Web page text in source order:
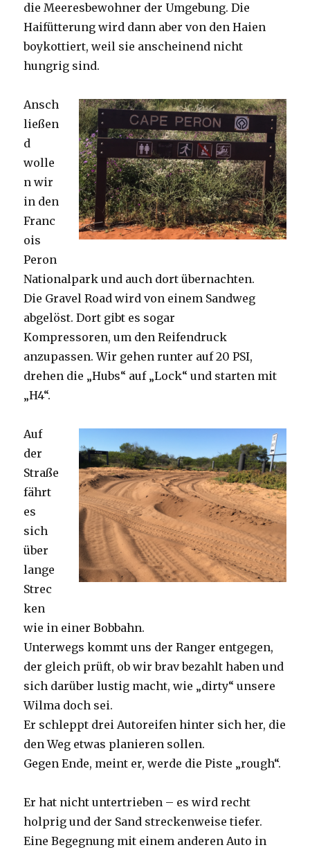
die Meeresbewohner der Umgebung. Die
Haifütterung wird dann aber von den Haien
boykottiert, weil sie anscheinend nicht
hungrig sind.
Ansch
ließen
d
wolle
n wir
in den
Franc
ois
Peron
Nationalpark und auch dort übernachten.
Die Gravel Road wird von einem Sandweg
abgelöst. Dort gibt es sogar
Kompressoren, um den Reifendruck
anzupassen. Wir gehen runter auf 20 PSI,
drehen die „Hubs“ auf „Lock“ und starten mit
„H4“.
Auf
der
Straße
fährt
es
sich
über
lange
Strec
ken
wie in einer Bobbahn.
Unterwegs kommt uns der Ranger entgegen,
der gleich prüft, ob wir brav bezahlt haben und
sich darüber lustig macht, wie „dirty“ unsere
Wilma doch sei.
Er schleppt drei Autoreifen hinter sich her, die
den Weg etwas planieren sollen.
Gegen Ende, meint er, werde die Piste „rough“.
Er hat nicht untertrieben – es wird recht
holprig und der Sand streckenweise tiefer.
Eine Begegnung mit einem anderen Auto in